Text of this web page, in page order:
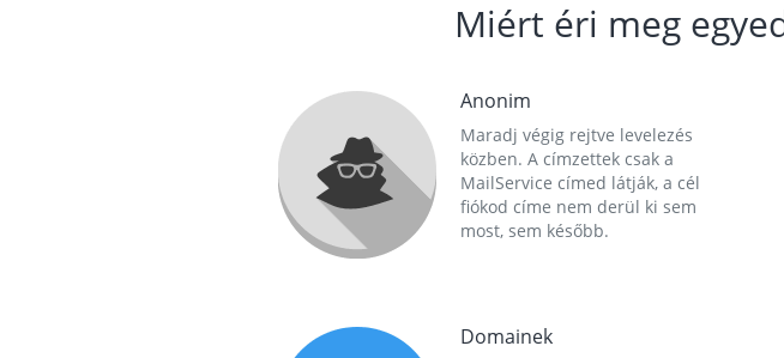
Miért éri meg
Anonim
Maradj végig rejtve levelezés
közben. A címzettek csak a
MailService címed látják, a cél
fiókod címe nem derül ki sem
most, sem később.
Domainek